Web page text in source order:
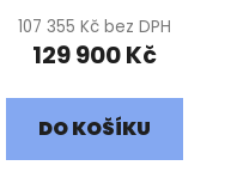
107 355 Kč bez DPH
129 900 Kč
DO KOŠÍKU